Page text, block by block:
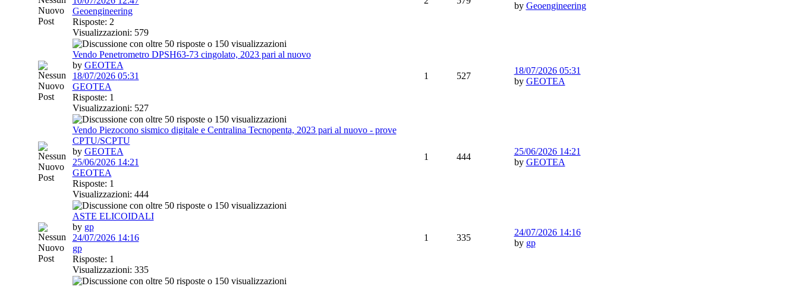
Geoengineering
Risposte: 2
Visualizzazioni: 579
by Geoengineering
Vendo Penetrometro DPSH63-73 cingolato, 2023 pari al nuovo
by GEOTEA
18/07/2026 05:31
GEOTEA
Risposte: 1
Visualizzazioni: 527
1 527
18/07/2026 05:31
by GEOTEA
Vendo Piezocono sismico digitale e Centralina Tecnopenta, 2023 pari al nuovo - prove
CPTU/SCPTU
by GEOTEA
25/06/2026 14:21
GEOTEA
Risposte: 1
Visualizzazioni: 444
1 444
25/06/2026 14:21
by GEOTEA
ASTE ELICOIDALI
by gp
24/07/2026 14:16
gp
Risposte: 1
Visualizzazioni: 335
1 335
24/07/2026 14:16
by gp